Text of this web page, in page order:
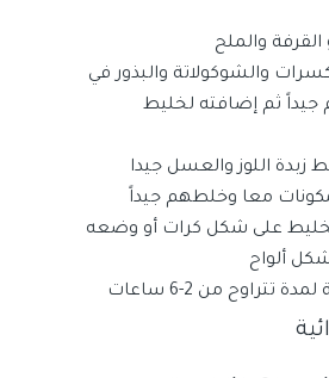
والملح
والشوكولاتة والبذور في
جيداً ثم إضافته لخليط
زبدة اللوز والعسل جيدا
معا وخلطهم جيداً
على شكل كرات أو وضعه
ألواح
تتراوح من 2-6 ساعات